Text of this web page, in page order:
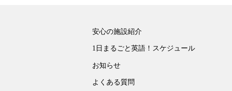
安心の施設紹介
1日まるごと英語！スケジュール
お知らせ
よくある質問